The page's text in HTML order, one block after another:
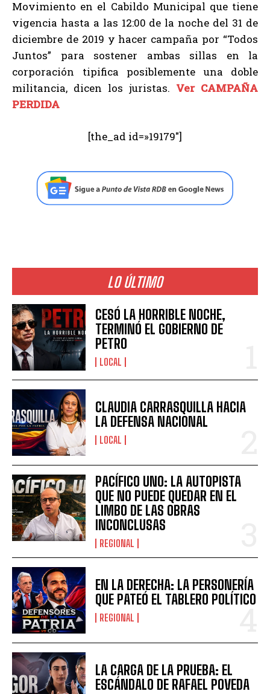
Movimiento en el Cabildo Municipal que tiene
vigencia hasta a las 12:00 de la noche del 31 de
diciembre de 2019 y hacer campaña por “Todos
Juntos” para sostener ambas sillas en la
corporación tipifica posiblemente una doble
militancia, dicen los juristas. Ver CAMPAÑA
PERDIDA
[the_ad id=»19179″]
LO ÚLTIMO
CESÓ LA HORRIBLE NOCHE,
TERMINÓ EL GOBIERNO DE
PETRO
LOCAL
CLAUDIA CARRASQUILLA HACIA
LA DEFENSA NACIONAL
LOCAL
PACÍFICO UNO: LA AUTOPISTA
QUE NO PUEDE QUEDAR EN EL
LIMBO DE LAS OBRAS
INCONCLUSAS
REGIONAL
EN LA DERECHA: LA PERSONERÍA
QUE PATEÓ EL TABLERO POLÍTICO
REGIONAL
LA CARGA DE LA PRUEBA: EL
ESCÁNDALO DE RAFAEL POVEDA